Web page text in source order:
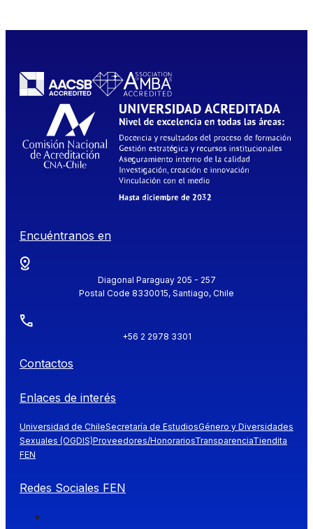
Encuéntranos en
Diagonal Paraguay 205 - 257
Postal Code 8330015, Santiago, Chile
+56 2 2978 3301
Contactos
Enlaces de interés
Universidad de ChileSecretaría de EstudiosGénero y Diversidades
Sexuales (OGDIS)Proveedores/HonorariosTransparenciaTiendita
FEN
Redes Sociales FEN